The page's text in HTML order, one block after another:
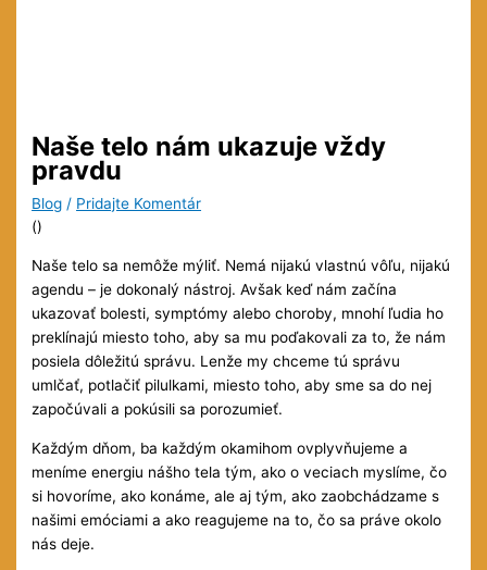
Naše telo nám ukazuje vždy
pravdu
Blog / Pridajte Komentár
()
Naše telo sa nemôže mýliť. Nemá nijakú vlastnú vôľu, nijakú
agendu – je dokonalý nástroj. Avšak keď nám začína
ukazovať bolesti, symptómy alebo choroby, mnohí ľudia ho
preklínajú miesto toho, aby sa mu poďakovali za to, že nám
posiela dôležitú správu. Lenže my chceme tú správu
umlčať, potlačiť pilulkami, miesto toho, aby sme sa do nej
započúvali a pokúsili sa porozumieť.
Každým dňom, ba každým okamihom ovplyvňujeme a
meníme energiu nášho tela tým, ako o veciach myslíme, čo
si hovoríme, ako konáme, ale aj tým, ako zaobchádzame s
našimi emóciami a ako reagujeme na to, čo sa práve okolo
nás deje.